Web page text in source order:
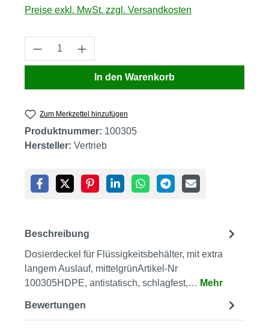
Preise exkl. MwSt. zzgl. Versandkosten
Produkt Anzahl: Gib den gewünschten
In den Warenkorb
Zum Merkzettel hinzufügen
Produktnummer: 100305
Hersteller: Vertrieb
Beschreibung
Dosierdeckel für Flüssigkeitsbehälter, mit extra
langem Auslauf, mittelgrünArtikel-Nr
100305HDPE, antistatisch, schlagfest,… Mehr
Bewertungen